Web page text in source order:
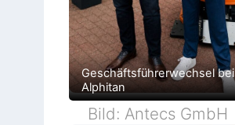
Geschäftsführerwechsel bei
Alphitan
Bild: Antecs GmbH